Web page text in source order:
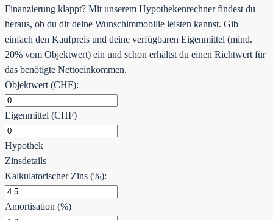
Finanzierung klappt? Mit unserem Hypothekenrechner findest du
heraus, ob du dir deine Wunschimmobilie leisten kannst. Gib
einfach den Kaufpreis und deine verfügbaren Eigenmittel (mind.
20% vom Objektwert) ein und schon erhältst du einen Richtwert für
das benötigte Nettoeinkommen.
Objektwert (CHF):
Eigenmittel (CHF)
Hypothek
Zinsdetails
Kalkulatorischer Zins (%):
Amortisation (%)